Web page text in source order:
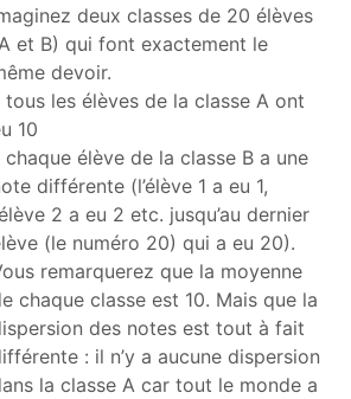
deux classes de 20 élèves
et B) qui font exactement le
devoir.
tous les élèves de la classe A ont
10
chaque élève de la classe B a une
différente (l’élève 1 a eu 1,
2 a eu 2 etc. jusqu’au dernier
(le numéro 20) qui a eu 20).
remarquerez que la moyenne
chaque classe est 10. Mais que la
des notes est tout à fait
: il n’y a aucune dispersion
la classe A car tout le monde a